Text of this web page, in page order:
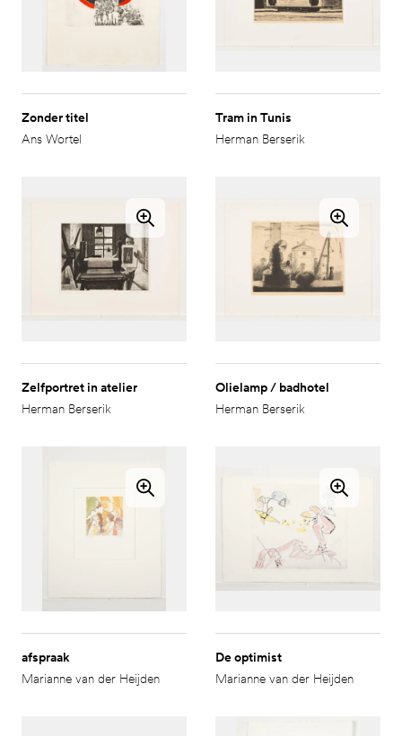
Zonder titel
Ans Wortel
Tram in Tunis
Herman Berserik
Zelfportret in atelier
Herman Berserik
Olielamp / badhotel
Herman Berserik
afspraak
Marianne van der Heijden
De optimist
Marianne van der Heijden